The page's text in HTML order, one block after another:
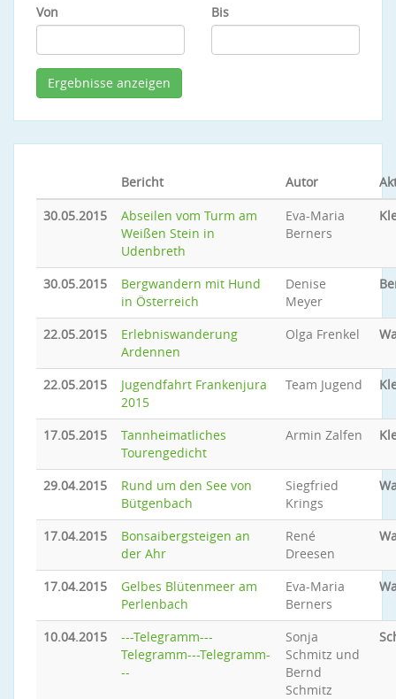
Von
Bis
Bericht Autor
30.05.2015
Abseilen vom Turm am
Weißen Stein in
Udenbreth
Eva-Maria
Berners
30.05.2015
Bergwandern mit Hund
in Österreich
Denise
Meyer
22.05.2015
Erlebniswanderung
Ardennen
Olga Frenkel
22.05.2015
Jugendfahrt Frankenjura
2015
Team Jugend
17.05.2015
Tannheimatliches
Tourengedicht
Armin Zalfen
29.04.2015
Rund um den See von
Bütgenbach
Siegfried
Krings
17.04.2015
Bonsaibergsteigen an
der Ahr
René
Dreesen
17.04.2015
Gelbes Blütenmeer am
Perlenbach
Eva-Maria
Berners
10.04.2015
---Telegramm---
Telegramm---Telegramm-
--
Sonja
Schmitz und
Bernd
Schmitz